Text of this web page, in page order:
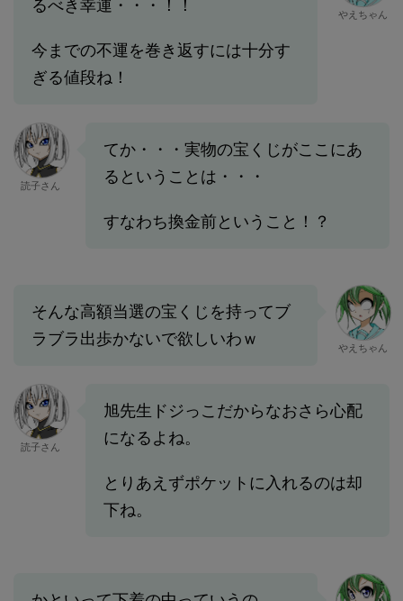
るべき幸運・・・！！
今までの不運を巻き返すには十分す
ぎる値段ね！
やえちゃん
読子さん
てか・・・実物の宝くじがここにあ
るということは・・・
すなわち換金前ということ！？
そんな高額当選の宝くじを持ってブ
ラブラ出歩かないで欲しいわｗ
やえちゃん
読子さん
旭先生ドジっこだからなおさら心配
になるよね。
とりあえずポケットに入れるのは却
下ね。